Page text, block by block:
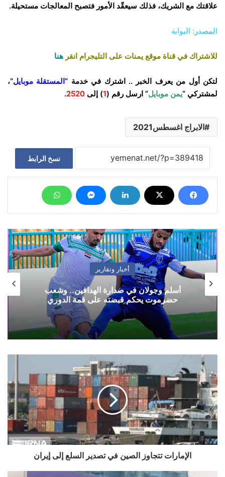
علاقتك مع الشريك، فذلك سيعقّد الأمور فتصبح المعالجات مستحيلة.
المصدر: البوابة
للاشتراك في قناة موقع يمنات على التليجرام انقر هنا
لتكن أول من يعرف الخبر .. اشترك في خدمة “المستقلة موبايل“،
لمشتركي “يمن موبايل” ارسل رقم (1) إلى 2520
.
الابراج اغسطس2021
نسخ الرابط
أخبار وتقارير
مثقفون يمنيون يطالبون بضبط منفذي استهداف
منزل البرلماني المقطري وتوفير الحماية له
ولأسرته
الإمارات
تتجاوز
الصين
في
تصدير
السلع
إلى
إيران
الإمارات تتجاوز الصين في تصدير السلع إلى إيران